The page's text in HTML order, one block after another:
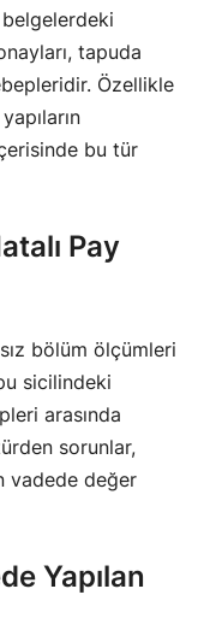
tapuda
Özellikle
bu tür
Pay
bölüm ölçümleri
sicilindeki
arasında
sorunlar,
vadede değer
Yapılan